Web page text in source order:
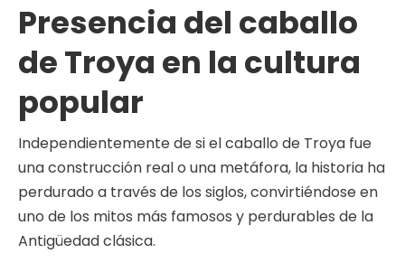
Presencia del caballo
de Troya en la cultura
popular
Independientemente de si el caballo de Troya fue
una construcción real o una metáfora, la historia ha
perdurado a través de los siglos, convirtiéndose en
uno de los mitos más famosos y perdurables de la
Antigüedad clásica.